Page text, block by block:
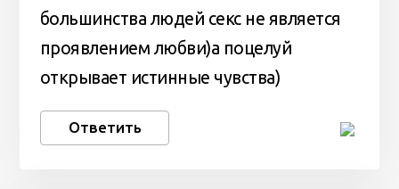
большинства людей секс не является
проявлением любви)а поцелуй
открывает истинные чувства)
Ответить